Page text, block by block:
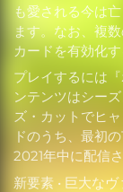
も愛される今は
ます。なお、複
カードを有効化
プレイするには
ンテンツはシー
ズ・カットでヒ
ドのうち、最初
2021年中に配信
新要素 • 巨大な